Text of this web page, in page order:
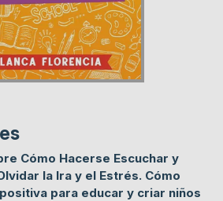
Cómo Hacerse Escuchar y
la Ira y el Estrés. Cómo
para educar y criar niños